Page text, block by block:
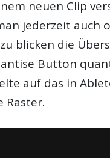
neuen Clip
jederzeit auch
blicken die
Button
auf das in
Raster.